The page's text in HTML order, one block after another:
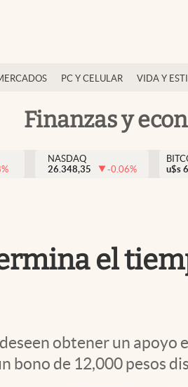
PC Y CELULAR VIDA Y
Finanzas y
%
NASDAQ
26.348,35
-0.06%
u$s
el
obtener un apoyo
bono de 12,000 pesos